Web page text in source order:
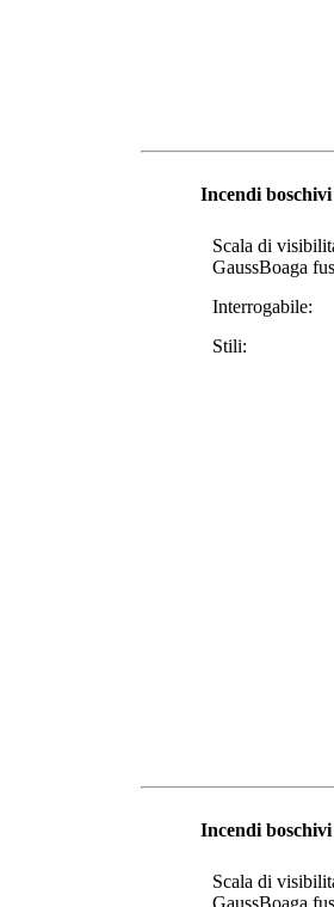
Incendi boschivi
Scala di
GaussBoaga
Interrogabile:
Stili:
Incendi boschivi
Scala di
GaussBoaga